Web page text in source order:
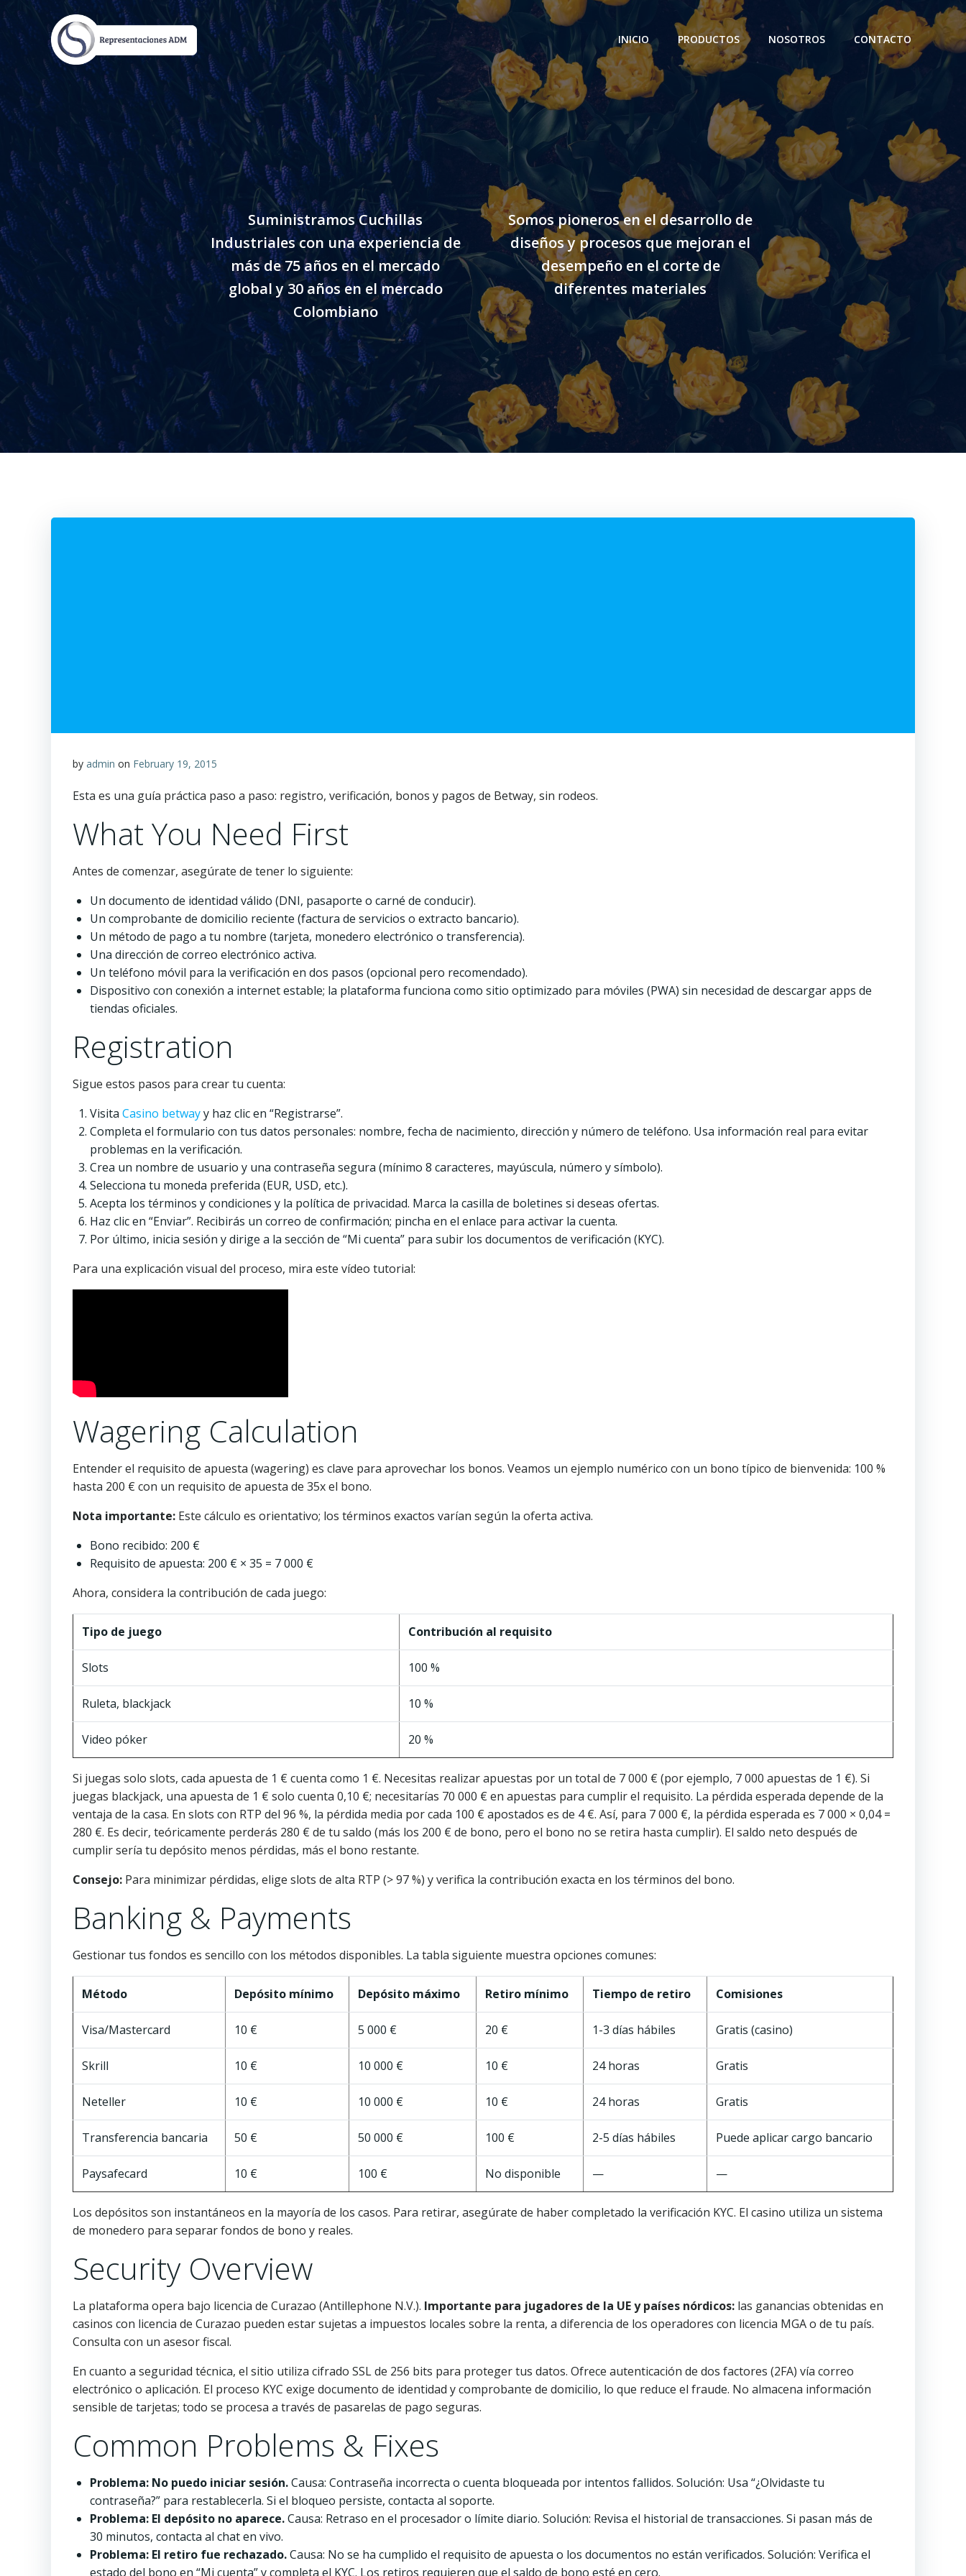
to
content
INICIO PRODUCTOS NOSOTROS CONTACTO
Suministramos Cuchillas
Industriales con una experiencia de
más de 75 años en el mercado
global y 30 años en el mercado
Colombiano
Somos pioneros en el desarrollo de
diseños y procesos que mejoran el
desempeño en el corte de
diferentes materiales
by admin on February 19, 2015
Esta es una guía práctica paso a paso: registro, verificación, bonos y pagos de Betway, sin rodeos.
What You Need First
Antes de comenzar, asegúrate de tener lo siguiente:
Un documento de identidad válido (DNI, pasaporte o carné de conducir).
Un comprobante de domicilio reciente (factura de servicios o extracto bancario).
Un método de pago a tu nombre (tarjeta, monedero electrónico o transferencia).
Una dirección de correo electrónico activa.
Un teléfono móvil para la verificación en dos pasos (opcional pero recomendado).
Dispositivo con conexión a internet estable; la plataforma funciona como sitio optimizado para móviles (PWA) sin necesidad de descargar apps de
tiendas oficiales.
Registration
Sigue estos pasos para crear tu cuenta:
Visita Casino betwayy haz clic en “Registrarse”.
Completa el formulario con tus datos personales: nombre, fecha de nacimiento, dirección y número de teléfono. Usa información real para evitar
problemas en la verificación.
Crea un nombre de usuario y una contraseña segura (mínimo 8 caracteres, mayúscula, número y símbolo).
Selecciona tu moneda preferida (EUR, USD, etc.).
Acepta los términos y condiciones y la política de privacidad. Marca la casilla de boletines si deseas ofertas.
Haz clic en “Enviar”. Recibirás un correo de confirmación; pincha en el enlace para activar la cuenta.
Por último, inicia sesión y dirige a la sección de “Mi cuenta” para subir los documentos de verificación (KYC).
Para una explicación visual del proceso, mira este vídeo tutorial:
Wagering Calculation
Entender el requisito de apuesta (wagering) es clave para aprovechar los bonos. Veamos un ejemplo numérico con un bono típico de bienvenida: 100 %
hasta 200 € con un requisito de apuesta de 35x el bono.
Nota importante: Este cálculo es orientativo; los términos exactos varían según la oferta activa.
Bono recibido: 200 €
Requisito de apuesta: 200 € × 35 = 7 000 €
Ahora, considera la contribución de cada juego:
Tipo de juego Contribución al requisito
Slots 100 %
Ruleta, blackjack 10 %
Video póker 20 %
Si juegas solo slots, cada apuesta de 1 € cuenta como 1 €. Necesitas realizar apuestas por un total de 7 000 € (por ejemplo, 7 000 apuestas de 1 €). Si
juegas blackjack, una apuesta de 1 € solo cuenta 0,10 €; necesitarías 70 000 € en apuestas para cumplir el requisito. La pérdida esperada depende de la
ventaja de la casa. En slots con RTP del 96 %, la pérdida media por cada 100 € apostados es de 4 €. Así, para 7 000 €, la pérdida esperada es 7 000 × 0,04 =
280 €. Es decir, teóricamente perderás 280 € de tu saldo (más los 200 € de bono, pero el bono no se retira hasta cumplir). El saldo neto después de
cumplir sería tu depósito menos pérdidas, más el bono restante.
Consejo: Para minimizar pérdidas, elige slots de alta RTP (> 97 %) y verifica la contribución exacta en los términos del bono.
Banking & Payments
Gestionar tus fondos es sencillo con los métodos disponibles. La tabla siguiente muestra opciones comunes:
Método Depósito mínimo Depósito máximo Retiro mínimo Tiempo de retiro Comisiones
Visa/Mastercard 10 € 5 000 € 20 € 1-3 días hábiles Gratis (casino)
Skrill 10 € 10 000 € 10 € 24 horas Gratis
Neteller 10 € 10 000 € 10 € 24 horas Gratis
Transferencia bancaria 50 € 50 000 € 100 € 2-5 días hábiles Puede aplicar cargo bancario
Paysafecard 10 € 100 € No disponible — —
Los depósitos son instantáneos en la mayoría de los casos. Para retirar, asegúrate de haber completado la verificación KYC. El casino utiliza un sistema
de monedero para separar fondos de bono y reales.
Security Overview
La plataforma opera bajo licencia de Curazao (Antillephone N.V.). Importante para jugadores de la UE y países nórdicos: las ganancias obtenidas en
casinos con licencia de Curazao pueden estar sujetas a impuestos locales sobre la renta, a diferencia de los operadores con licencia MGA o de tu país.
Consulta con un asesor fiscal.
En cuanto a seguridad técnica, el sitio utiliza cifrado SSL de 256 bits para proteger tus datos. Ofrece autenticación de dos factores (2FA) vía correo
electrónico o aplicación. El proceso KYC exige documento de identidad y comprobante de domicilio, lo que reduce el fraude. No almacena información
sensible de tarjetas; todo se procesa a través de pasarelas de pago seguras.
Common Problems & Fixes
Problema: No puedo iniciar sesión.Causa: Contraseña incorrecta o cuenta bloqueada por intentos fallidos. Solución: Usa “¿Olvidaste tu
contraseña?” para restablecerla. Si el bloqueo persiste, contacta al soporte.
Problema: El depósito no aparece.Causa: Retraso en el procesador o límite diario. Solución: Revisa el historial de transacciones. Si pasan más de
30 minutos, contacta al chat en vivo.
Problema: El retiro fue rechazado.Causa: No se ha cumplido el requisito de apuesta o los documentos no están verificados. Solución: Verifica el
estado del bono en “Mi cuenta” y completa el KYC. Los retiros requieren que el saldo de bono esté en cero.